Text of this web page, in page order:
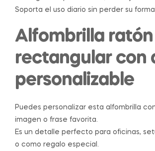
Soporta el uso diario sin perder su
Alfombrilla ratón
rectangular con
personalizable
Puedes personalizar esta alfombrilla
imagen o frase favorita.
Es un detalle perfecto para oficinas,
o como regalo especial.